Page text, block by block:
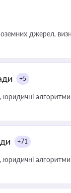
джерел,
+5
юридичні
+71
юридичні